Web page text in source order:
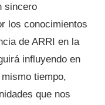
sincero
los conocimientos
de ARRI en la
influyendo en
tiempo,
que nos